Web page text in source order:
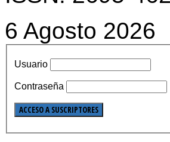
6 Agosto 2026
Usuario
Contraseña